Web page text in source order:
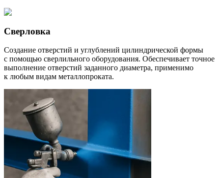
Сверловка
Создание отверстий и углублений цилиндрической формы
с помощью сверлильного оборудования. Обеспечивает точное
выполнение отверстий заданного диаметра, применимо
к любым видам металлопроката.